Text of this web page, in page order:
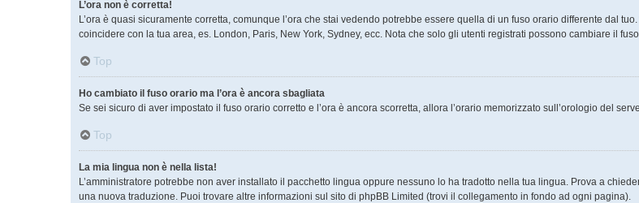
L’ora non è corretta!
L’ora è quasi sicuramente corretta, comunque l’ora che stai vedendo potrebbe essere quella di un fuso orario differente dal
coincidere con la tua area, es. London, Paris, New York, Sydney, ecc. Nota che solo gli utenti registrati possono cambiare il
Top
Ho cambiato il fuso orario ma l’ora è ancora sbagliata
Se sei sicuro di aver impostato il fuso orario corretto e l’ora è ancora scorretta, allora l’orario memorizzato sull’orologio del
Top
La mia lingua non è nella lista!
L’amministratore potrebbe non aver installato il pacchetto lingua oppure nessuno lo ha tradotto nella tua lingua. Prova a
una nuova traduzione. Puoi trovare altre informazioni sul sito di phpBB Limited (trovi il collegamento in fondo ad ogni pagina).